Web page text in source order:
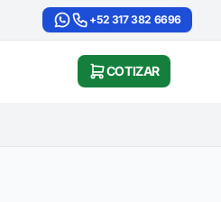
+52 317 382 6696
COTIZAR